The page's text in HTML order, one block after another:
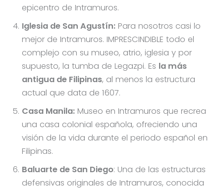
epicentro de Intramuros.
Iglesia de San Agustín:Para nosotros casi lo
mejor de Intramuros. IMPRESCINDIBLE todo el
complejo con su museo, atrio, iglesia y por
supuesto, la tumba de Legazpi. Es la más
antigua de Filipinas, al menos la estructura
actual que data de 1607.
Casa Manila:Museo en Intramuros que recrea
una casa colonial española, ofreciendo una
visión de la vida durante el periodo español en
Filipinas.
Baluarte de San Diego: Una de las estructuras
defensivas originales de Intramuros, conocida